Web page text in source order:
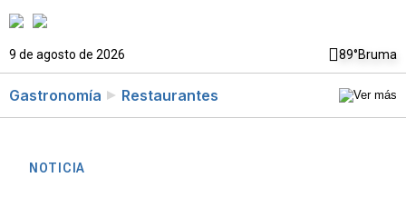
9 de agosto de 2026 89°Bruma
Gastronomía Restaurantes
NOTICIA